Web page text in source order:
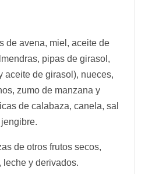
de avena, miel, aceite de
pipas de girasol,
aceite de girasol), nueces,
zumo de manzana y
de calabaza, canela, sal
de otros frutos secos,
leche y derivados.